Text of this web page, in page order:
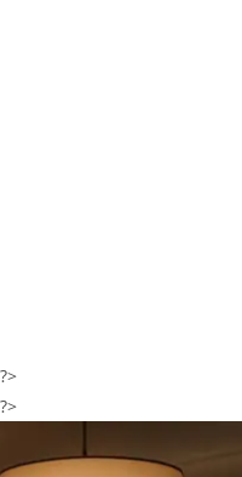
?>
?>